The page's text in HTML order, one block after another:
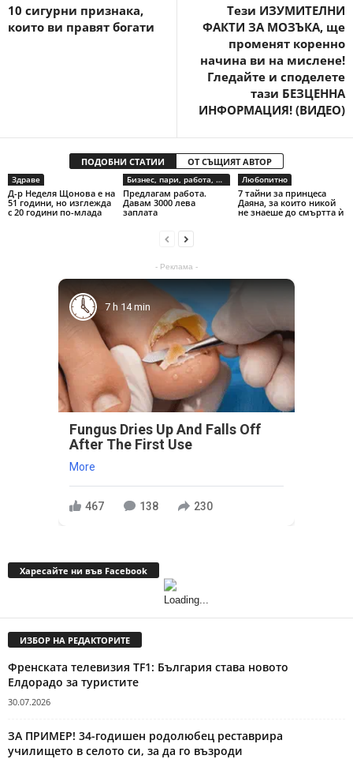
10 сигурни признака,
които ви правят богати
Тези ИЗУМИТЕЛНИ
ФАКТИ ЗА МОЗЪКА, ще
променят коренно
начина ви на мислене!
Гледайте и споделете
тази БЕЗЦЕННА
ИНФОРМАЦИЯ! (ВИДЕО)
ПОДОБНИ СТАТИИ ОТ СЪЩИЯТ АВТОР
Здраве
Д-р Неделя Щонова е на
51 години, но изглежда
с 20 години по-млада
Бизнес, пари, работа, предприемачество
Предлагам работа.
Давам 3000 лева
заплата
Любопитно
7 тайни за принцеса
Даяна, за които никой
не знаеше до смъртта ѝ
- Реклама -
7 h 14 min
Fungus Dries Up And Falls Off
After The First Use
More
467 138 230
Харесайте ни във Facebook
ИЗБОР НА РЕДАКТОРИТЕ
Френската телевизия TF1: България става новото
Елдорадо за туристите
30.07.2026
ЗА ПРИМЕР! 34-годишен родолюбец реставрира
училището в селото си, за да го възроди